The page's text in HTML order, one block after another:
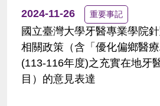
2024-11-26 重要事記
國立臺灣大學牙醫專業學院
相關政策（含「優化偏鄉醫
(113-116年度)之充實在地牙
目）的意見表達